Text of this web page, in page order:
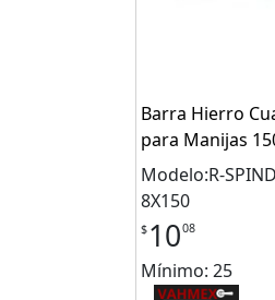
Barra Hierro
para Manijas
Modelo:R-
8X150
$ 1008
Mínimo: 25